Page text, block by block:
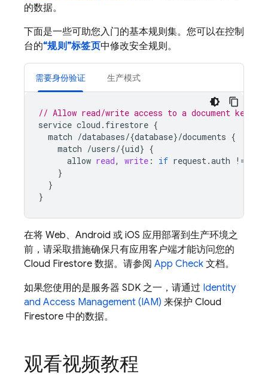
的数据。
下面是一些可助您入门的基本规则集。您可以在控制
台的“规则”标签页中修改安全规则。
需要身份验证 生产模式
// Allow read/write access to a document keyed
service cloud . firestore {
match /databases/{database}/documents {
match /users/{uid} {
allow read, write : if request.auth ! =
}
}
}
在将 Web、Android 或 iOS 应用部署到生产环境之
前，请采取措施确保只有应用客户端才能访问您的
Cloud Firestore 数据。请参阅 App Check 文档。
如果您使用的是服务器 SDK 之一，请通过 Identity
and Access Management (IAM) 来保护 Cloud
Firestore 中的数据。
观看视频教程